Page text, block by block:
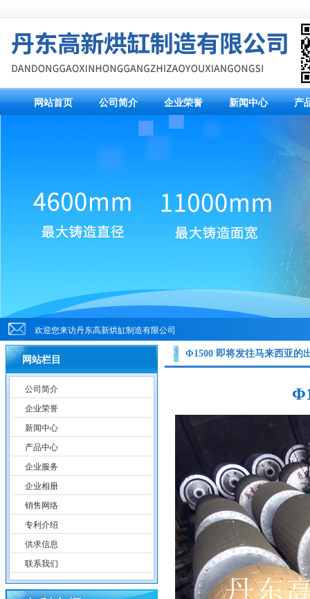
网站首页 公司简介 企业荣誉 新闻中心 产
欢迎您来访丹东高新烘缸制造有限公司
网站栏目
公司简介
企业荣誉
新闻中心
产品中心
企业服务
企业相册
销售网络
专利介绍
供求信息
联系我们
Φ1500 即将发往马来西亚的